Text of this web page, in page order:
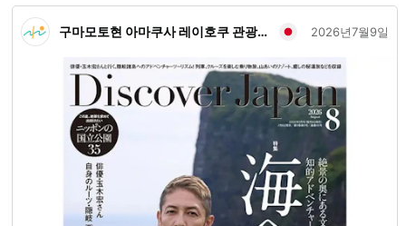
입니다. 아리하 Hana 교토(AriHana Kyoto)는 어린이와 부모
가 함께 편안하게 전통 일본 놀이를 즐길 수 있는 실내 가족 공
놀고, 단순하고 향수를 불러일으키는 게임을 통해 일본 문화
를 발견하며 시간을 보냈습니다. 이곳에서는 잔잔하고 편안한
다다미 방에서 겐다마(kendama), 다루마 오토시(daruma
otoshi), 카루타(karuta) 등 전통 일본 활동을 즐길 수 있습니
다. 아이들은 놀고, 부모는 편안히 앉아 휴식을 취하며, 가족들
은 여름 더위와 인파를 피해 여유로운 시간을 보낼 수 있습니
구마모토현 아마쿠사 레이호쿠 관광협회 2026년7월9일